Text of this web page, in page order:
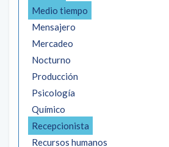
Medio tiempo
Mensajero
Mercadeo
Nocturno
Producción
Psicología
Químico
Recepcionista
Recursos humanos